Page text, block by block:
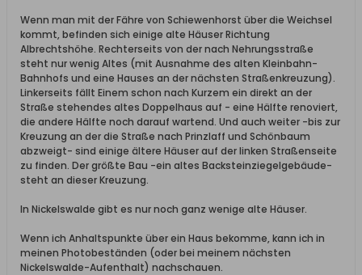
Wenn man mit der Fähre von Schiewenhorst über die Weichsel
kommt, befinden sich einige alte Häuser Richtung
Albrechtshöhe. Rechterseits von der nach Nehrungsstraße
steht nur wenig Altes (mit Ausnahme des alten Kleinbahn-
Bahnhofs und eine Hauses an der nächsten Straßenkreuzung).
Linkerseits fällt Einem schon nach Kurzem ein direkt an der
Straße stehendes altes Doppelhaus auf - eine Hälfte renoviert,
die andere Hälfte noch darauf wartend. Und auch weiter -bis zur
Kreuzung an der die Straße nach Prinzlaff und Schönbaum
abzweigt- sind einige ältere Häuser auf der linken Straßenseite
zu finden. Der größte Bau -ein altes Backsteinziegelgebäude-
steht an dieser Kreuzung.
In Nickelswalde gibt es nur noch ganz wenige alte Häuser.
Wenn ich Anhaltspunkte über ein Haus bekomme, kann ich in
meinen Photobeständen (oder bei meinem nächsten
Nickelswalde-Aufenthalt) nachschauen.